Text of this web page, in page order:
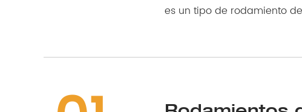
es un tipo de rodamiento